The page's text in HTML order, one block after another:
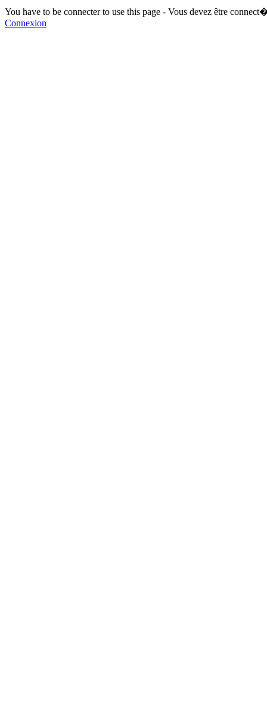
You have to be connecter to use this page - Vous devez être
Connexion